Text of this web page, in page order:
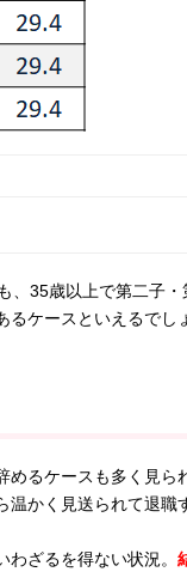
、35歳以上で第二子
ケースといえるでし
るケースも多く見ら
温かく見送られて退職
ざるを得ない状況。